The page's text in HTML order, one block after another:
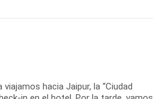
hacia Jaipur, la “Ciudad